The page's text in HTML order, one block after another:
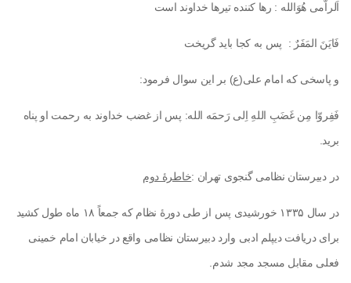
اَلراّمی هُوَالله : رها کننده تیرها خداوند است
فَایَنَ المَفَرٌ : پس به کجا باید گریخت
و پاسخی که امام علی(ع) بر این سوال فرمود:
فَفِروّا مِن غَضَبِ اللهِ اِلی رَحمَه الله: پس از غضب خداوند به رحمت او پناه
برید.
خاطرۀ دوم: در دبیرستان نظامی گنجوی تهران
در سال ۱۳۳۵ خورشیدی پس از طی دورۀ نظام که جمعاً ۱۸ ماه طول کشید
برای دریافت دیپلم ادبی وارد دبیرستان نظامی واقع در خیابان امام خمینی
فعلی مقابل مسجد مجد شدم.